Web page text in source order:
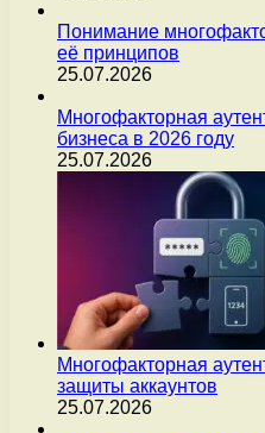
Понимание
её принципов
25.07.2026
Многофакторная
бизнеса в 2026 году
25.07.2026
Многофакторная
защиты аккаунтов
25.07.2026